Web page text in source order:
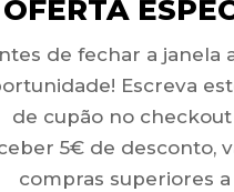
OFERTA
de fechar a janela
Escreva
de cupão no checkout
5€ de desconto,
compras superiores a